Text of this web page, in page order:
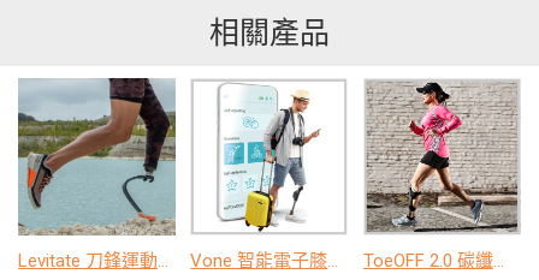
相關產品
Levitate 刀鋒運動腳 Vone 智能電子膝系列 ToeOFF 2.0 碳纖踝足支架(AFO)